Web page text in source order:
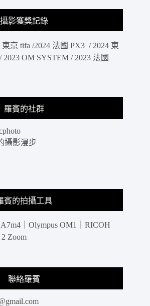
攝影獲獎記錄
京 tifa /2024 法國 PX3 / 2024 東
2023 OM SYSTEM / 2023 法國
羅賓的社群
攝影漫步
賓的拍攝工具
｜Olympus OM1｜RICOH
Zoom
聯絡羅賓